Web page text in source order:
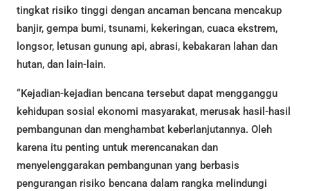
tingkat risiko tinggi dengan ancaman bencana mencakup
banjir, gempa bumi, tsunami, kekeringan, cuaca ekstrem,
longsor, letusan gunung api, abrasi, kebakaran lahan dan
hutan, dan lain-lain.
“Kejadian-kejadian bencana tersebut dapat mengganggu
kehidupan sosial ekonomi masyarakat, merusak hasil-hasil
pembangunan dan menghambat keberlanjutannya. Oleh
karena itu penting untuk merencanakan dan
menyelenggarakan pembangunan yang berbasis
pengurangan risiko bencana dalam rangka melindungi